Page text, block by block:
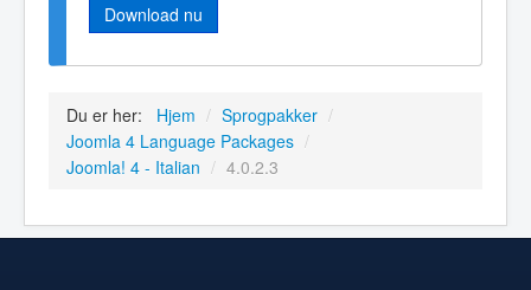
Download nu
Du er her: Hjem / Sprogpakker /
Joomla 4 Language Packages /
Joomla! 4 - Italian / 4.0.2.3